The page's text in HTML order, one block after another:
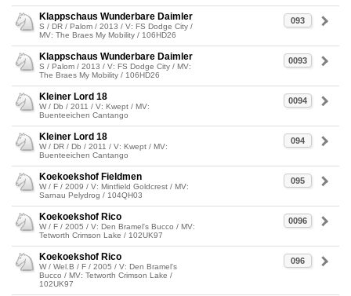
093
Klappschaus Wunderbare Daimler
S / DR / Palom / 2013 / V: FS Dodge City /
MV: The Braes My Mobility / 106HD26
0093
Klappschaus Wunderbare Daimler
S / Palom / 2013 / V: FS Dodge City / MV:
The Braes My Mobility / 106HD26
0094
Kleiner Lord 18
W / Db / 2011 / V: Kwept / MV:
Buenteeichen Cantango
094
Kleiner Lord 18
W / DR / Db / 2011 / V: Kwept / MV:
Buenteeichen Cantango
095
Koekoekshof Fieldmen
W / F / 2009 / V: Mintfield Goldcrest / MV:
Sarnau Pelydrog / 104QH03
0096
Koekoekshof Rico
W / F / 2005 / V: Den Bramel's Bucco / MV:
Tetworth Crimson Lake / 102UK97
096
Koekoekshof Rico
W / Wel.B / F / 2005 / V: Den Bramel's
Bucco / MV: Tetworth Crimson Lake /
102UK97